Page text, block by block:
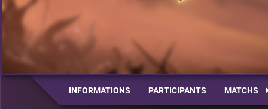
INFORMATIONS PARTICIPANTS MATCHS